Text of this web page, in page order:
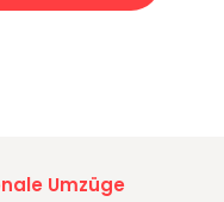
Umzüge